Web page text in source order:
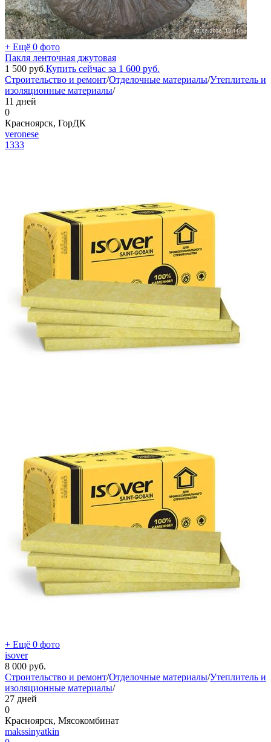
+ Ещё 0 фото
Пакля ленточная джутовая
1 500 руб.Купить сейчас за 1 600 руб.
Строительство и ремонт/Отделочные материалы/Утеплитель и
изоляционные материалы/
11 дней
0
Красноярск, ГорДК
veronese
1333
+ Ещё 0 фото
isover
8 000 руб.
Строительство и ремонт/Отделочные материалы/Утеплитель и
изоляционные материалы/
27 дней
0
Красноярск, Мясокомбинат
makssinyatkin